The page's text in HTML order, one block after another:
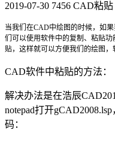
2019-07-30 7456 CAD粘贴
当我们在CAD中绘图的时候，如
们可以使用软件中的复制、粘贴
贴，这样就可以方便我们的绘图，
CAD软件中粘贴的方法：
解决办法是在浩辰
notepad打开gCAD2008.lsp
码：